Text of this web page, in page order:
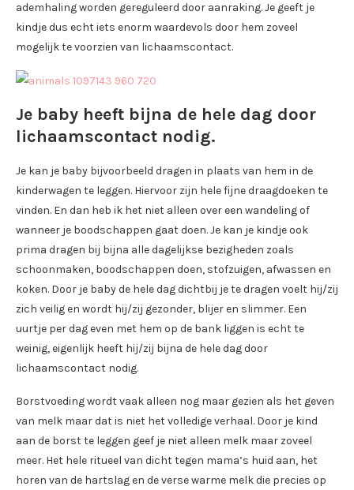
ademhaling worden gereguleerd door aanraking. Je geeft je
kindje dus echt iets enorm waardevols door hem zoveel
mogelijk te voorzien van lichaamscontact.
Je baby heeft bijna de hele dag door
lichaamscontact nodig.
Je kan je baby bijvoorbeeld dragen in plaats van hem in de
kinderwagen te leggen. Hiervoor zijn hele fijne draagdoeken te
vinden. En dan heb ik het niet alleen over een wandeling of
wanneer je boodschappen gaat doen. Je kan je kindje ook
prima dragen bij bijna alle dagelijkse bezigheden zoals
schoonmaken, boodschappen doen, stofzuigen, afwassen en
koken. Door je baby de hele dag dichtbij je te dragen voelt hij/zij
zich veilig en wordt hij/zij gezonder, blijer en slimmer. Een
uurtje per dag even met hem op de bank liggen is echt te
weinig, eigenlijk heeft hij/zij bijna de hele dag door
lichaamscontact nodig.
Borstvoeding wordt vaak alleen nog maar gezien als het geven
van melk maar dat is niet het volledige verhaal. Door je kind
aan de borst te leggen geef je niet alleen melk maar zoveel
meer. Het hele ritueel van dicht tegen mama’s huid aan, het
horen van de hartslag en de verse warme melk die precies op